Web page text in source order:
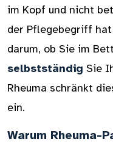
im Kopf und nicht
der Pflegebegriff
darum, ob Sie im
selbstständig Sie
Rheuma schränkt
ein.
Warum Rheuma-